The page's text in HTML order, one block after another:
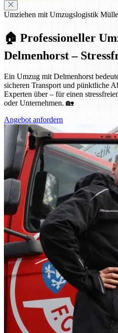
Umziehen mit Umzugslogistik
🏠 Professioneller
Delmenhorst –
Ein Umzug mit Delmenhorst
sicheren Transport und pünktliche
Experten über – für einen
oder Unternehmen. 🏡
Angebot anfordern